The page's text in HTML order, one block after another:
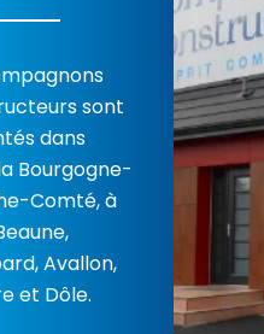
sont
dans
Bourgogne-
Comté, à
Avallon,
et Dôle.